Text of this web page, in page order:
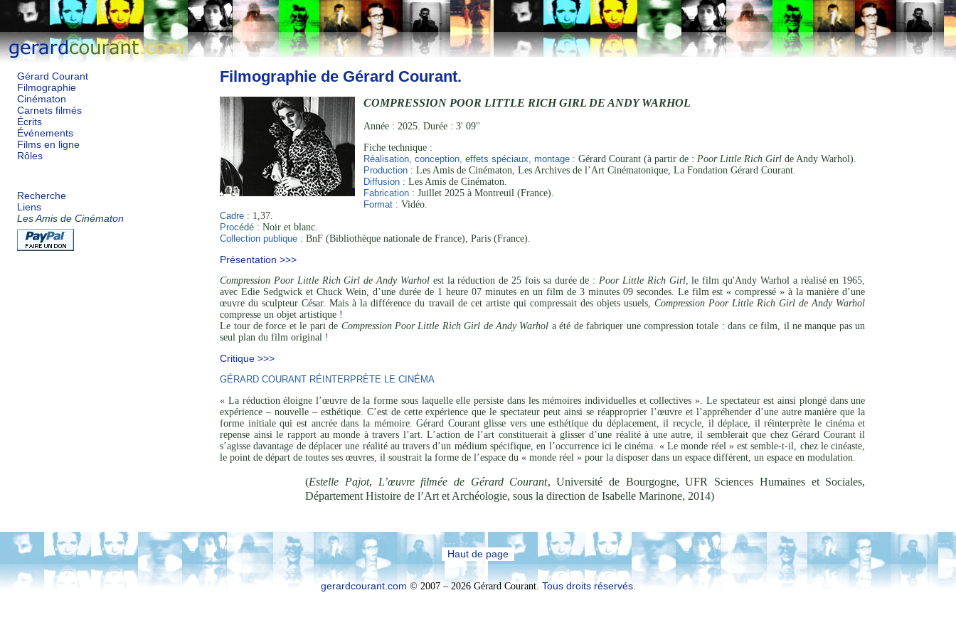
Gérard Courant
Filmographie
Cinématon
Carnets filmés
Écrits
Événements
Films en ligne
Rôles
Recherche
Liens
Les Amis de Cinématon
Filmographie de Gérard Courant.
COMPRESSION POOR LITTLE RICH GIRL DE ANDY WARHOL
Année : 2025. Durée : 3' 09''
Fiche technique :
Réalisation, conception, effets spéciaux, montage : Gérard Courant (à partir de : Poor Little Rich Girl de Andy Warhol).
Production : Les Amis de Cinématon, Les Archives de l’Art Cinématonique, La Fondation Gérard Courant.
Diffusion : Les Amis de Cinématon.
Fabrication : Juillet 2025 à Montreuil (France).
Format : Vidéo.
Cadre : 1,37.
Procédé : Noir et blanc.
Collection publique : BnF (Bibliothèque nationale de France), Paris (France).
Présentation >>>
Compression Poor Little Rich Girl de Andy Warholest la réduction de 25 fois sa durée de :Poor Little Rich Girl, le film qu'Andy Warhol a réalisé en 1965,
avec Edie Sedgwick et Chuck Wein, d’une durée de 1 heure 07 minutes en un film de 3 minutes 09 secondes. Le film est « compressé » à la manière d’une
œuvre du sculpteur César. Mais à la différence du travail de cet artiste qui compressait des objets usuels, Compression Poor Little Rich Girl de Andy Warhol
compresse un objet artistique !
Le tour de force et le pari de Compression Poor Little Rich Girl de Andy Warhol a été de fabriquer une compression totale : dans ce film, il ne manque pas un
seul plan du film original !
Critique >>>
GÉRARD COURANT RÉINTERPRÈTE LE CINÉMA
« La réduction éloigne l’œuvre de la forme sous laquelle elle persiste dans les mémoires individuelles et collectives ». Le spectateur est ainsi plongé dans une
expérience – nouvelle – esthétique. C’est de cette expérience que le spectateur peut ainsi se réapproprier l’œuvre et l’appréhender d’une autre manière que la
forme initiale qui est ancrée dans la mémoire. Gérard Courant glisse vers une esthétique du déplacement, il recycle, il déplace, il réinterprète le cinéma et
repense ainsi le rapport au monde à travers l’art. L’action de l’art constituerait à glisser d’une réalité à une autre, il semblerait que chez Gérard Courant il
s’agisse davantage de déplacer une réalité au travers d’un médium spécifique, en l’occurrence ici le cinéma. « Le monde réel » est semble-t-il, chez le cinéaste,
le point de départ de toutes ses œuvres, il soustrait la forme de l’espace du « monde réel » pour la disposer dans un espace différent, un espace en modulation.
(Estelle Pajot, L’œuvre filmée de Gérard Courant, Université de Bourgogne, UFR Sciences Humaines et Sociales,
Département Histoire de l’Art et Archéologie, sous la direction de Isabelle Marinone, 2014)
Haut de page
gerardcourant.com © 2007 – 2026 Gérard Courant. Tous droits réservés.